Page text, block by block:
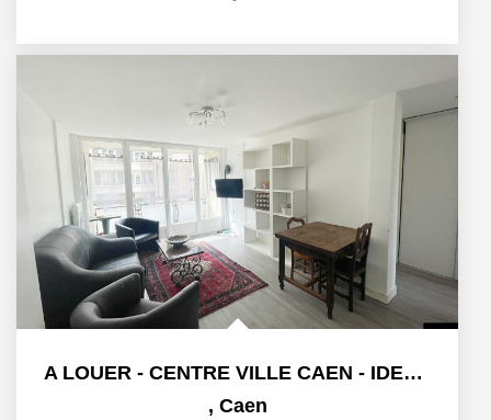
A LOUER - CENTRE VILLE CAEN - IDEAL COLOCATION
, Caen